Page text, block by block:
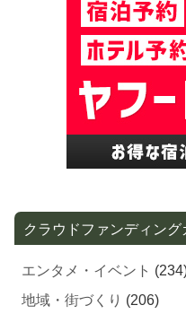
クラウドファンディング
エンタメ・イベント
地域・街づくり (206)